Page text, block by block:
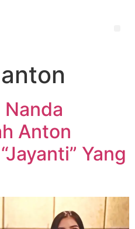
Anton
Yang